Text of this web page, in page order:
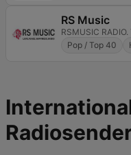
RS Music
Pop / Top 40